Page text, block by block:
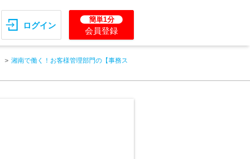
ログイン
簡単1分
会員登録
湘南で働く！お客様管理部門の【事務ス